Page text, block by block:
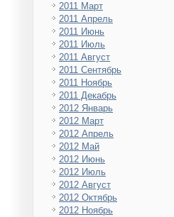
2011 Март
2011 Апрель
2011 Июнь
2011 Июль
2011 Август
2011 Сентябрь
2011 Ноябрь
2011 Декабрь
2012 Январь
2012 Март
2012 Апрель
2012 Май
2012 Июнь
2012 Июль
2012 Август
2012 Октябрь
2012 Ноябрь